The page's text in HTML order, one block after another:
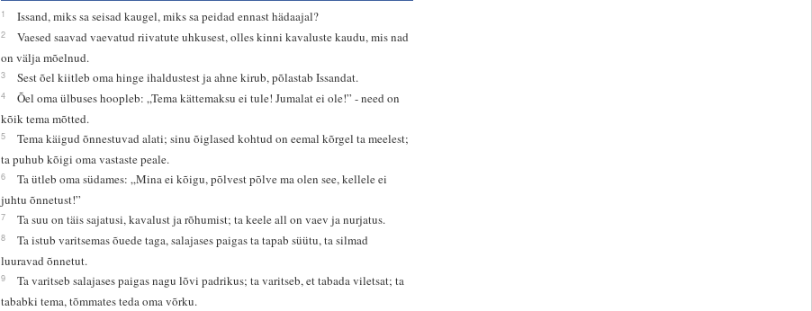
1 Issand, miks sa seisad kaugel, miks sa peidad ennast hädaajal?
2
Vaesed saavad vaevatud riivatute uhkusest, olles kinni kavaluste kaudu, mis nad
on välja mõelnud.
3 Sest õel kiitleb oma hinge ihaldustest ja ahne kirub, põlastab Issandat.
4
Õel oma ülbuses hoopleb: „Tema kättemaksu ei tule! Jumalat ei ole!” - need on
kõik tema mõtted.
5
Tema käigud õnnestuvad alati; sinu õiglased kohtud on eemal kõrgel ta meelest;
ta puhub kõigi oma vastaste peale.
6
Ta ütleb oma südames: „Mina ei kõigu, põlvest põlve ma olen see, kellele ei
juhtu õnnetust!”
7 Ta suu on täis sajatusi, kavalust ja rõhumist; ta keele all on vaev ja nurjatus.
8
Ta istub varitsemas õuede taga, salajases paigas ta tapab süütu, ta silmad
luuravad õnnetut.
9
Ta varitseb salajases paigas nagu lõvi padrikus; ta varitseb, et tabada viletsat; ta
tababki tema, tõmmates teda oma võrku.